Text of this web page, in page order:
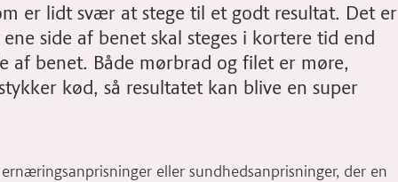
er lidt svær at stege til et godt resultat. Det er
side af benet skal steges i kortere tid end
af benet. Både mørbrad og filet er møre,
kød, så resultatet kan blive en super
eller sundhedsanprisninger, der en